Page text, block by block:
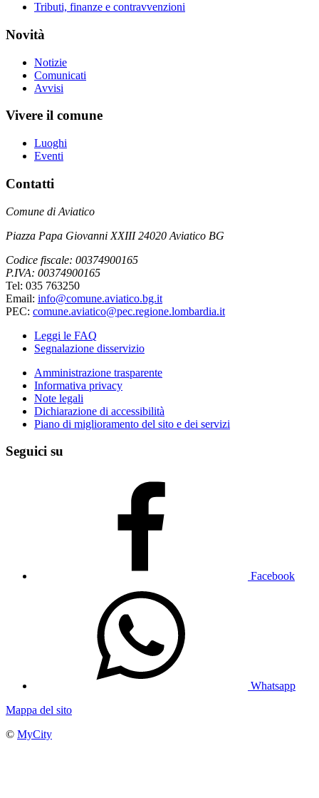
Tributi, finanze e contravvenzioni
Novità
Notizie
Comunicati
Avvisi
Vivere il comune
Luoghi
Eventi
Contatti
Comune di Aviatico
Piazza Papa Giovanni XXIII 24020 Aviatico BG
Codice fiscale: 00374900165
P.IVA: 00374900165
Tel: 035 763250
Email: info@comune.aviatico.bg.it
PEC: comune.aviatico@pec.regione.lombardia.it
Leggi le FAQ
Segnalazione disservizio
Amministrazione trasparente
Informativa privacy
Note legali
Dichiarazione di accessibilità
Piano di miglioramento del sito e dei servizi
Seguici su
Facebook
Whatsapp
Mappa del sito
© MyCity